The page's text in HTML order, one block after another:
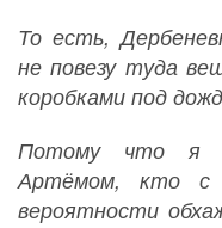
То есть,
не повезу туда
коробками под
Потому что я
Артёмом, кто с
вероятности